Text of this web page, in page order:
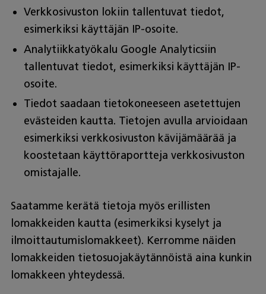
Verkkosivuston lokiin tallentuvat tiedot,
esimerkiksi käyttäjän IP-osoite.
Analytiikkatyökalu Google Analyticsiin
tallentuvat tiedot, esimerkiksi käyttäjän IP-
osoite.
Tiedot saadaan tietokoneeseen asetettujen
evästeiden kautta. Tietojen avulla arvioidaan
esimerkiksi verkkosivuston kävijämäärää ja
koostetaan käyttöraportteja verkkosivuston
omistajalle.
Saatamme kerätä tietoja myös erillisten
lomakkeiden kautta (esimerkiksi kyselyt ja
ilmoittautumislomakkeet). Kerromme näiden
lomakkeiden tietosuojakäytännöistä aina kunkin
lomakkeen yhteydessä.